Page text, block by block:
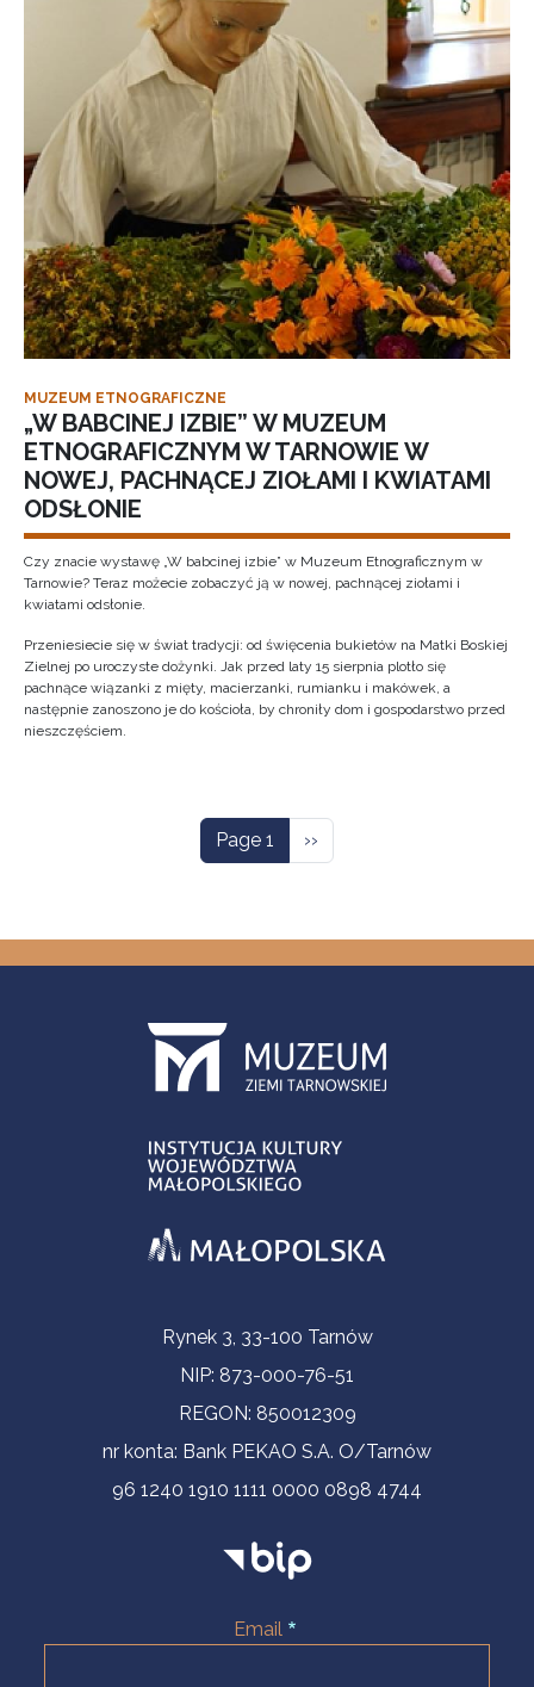
MUZEUM ETNOGRAFICZNE
„W BABCINEJ IZBIE” W MUZEUM
ETNOGRAFICZNYM W TARNOWIE W
NOWEJ, PACHNĄCEJ ZIOŁAMI I KWIATAMI
ODSŁONIE
Czy znacie wystawę „W babcinej izbie” w Muzeum Etnograficznym w
Tarnowie? Teraz możecie zobaczyć ją w nowej, pachnącej ziołami i
kwiatami odsłonie.
Przeniesiecie się w świat tradycji: od święcenia bukietów na Matki Boskiej
Zielnej po uroczyste dożynki. Jak przed laty 15 sierpnia plotło się
pachnące wiązanki z mięty, macierzanki, rumianku i makówek, a
następnie zanoszono je do kościoła, by chroniły dom i gospodarstwo przed
nieszczęściem.
Page 1 Next page
››
Contact InformationRynek 3, 33-100 Tarnów
NIP: 873-000-76-51
REGON: 850012309
nr konta: Bank PEKAO S.A. O/Tarnów
96 1240 1910 1111 0000 0898 4744
Email